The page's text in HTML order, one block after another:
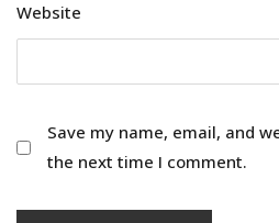
Website
Save my name, email, and
the next time I comment.